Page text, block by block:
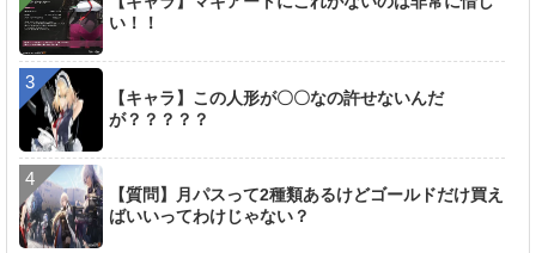
い！！
【キャラ】この人形が〇〇なの許せないんだ
が？？？？？
【質問】月パスって2種類あるけどゴールドだけ買え
ばいいってわけじゃない？